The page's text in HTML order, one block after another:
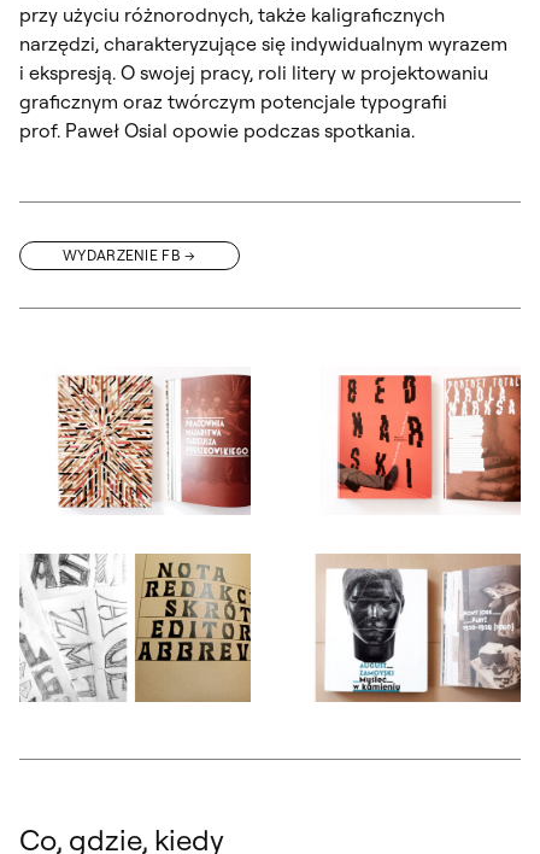
przy użyciu różnorodnych, także kaligraficznych
narzędzi, charakteryzujące się indywidualnym wyrazem
i ekspresją. O swojej pracy, roli litery w projektowaniu
graficznym oraz twórczym potencjale typografii
prof. Paweł Osial opowie podczas spotkania.
WYDARZENIE FB
Co, gdzie, kiedy